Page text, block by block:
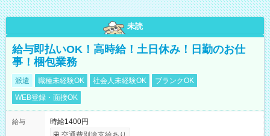
未読
給与即払いOK！高時給！土日休み！日勤のお仕
事！梱包業務
派遣 職種未経験OK 社会人未経験OK
ブランクOK
WEB登録・面接OK
給与
時給1400円